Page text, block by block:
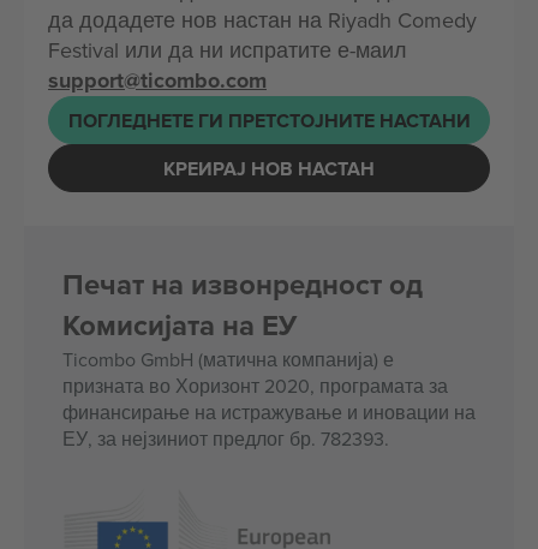
да додадете нов настан на Riyadh Comedy
Festival или да ни испратите е-маил
support@ticombo.com
ПОГЛЕДНЕТЕ ГИ ПРЕТСТОЈНИТЕ НАСТАНИ
КРЕИРАЈ НОВ НАСТАН
Печат на извонредност од
Комисијата на ЕУ
Ticombo GmbH (матична компанија) е
призната во Хоризонт 2020, програмата за
финансирање на истражување и иновации на
ЕУ, за нејзиниот предлог бр. 782393.